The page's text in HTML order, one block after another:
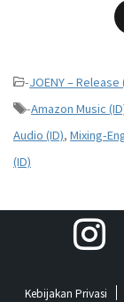
-JOENY – Release
-Amazon Music
Audio (ID), Mixing-
(ID)
Kebijakan Privasi